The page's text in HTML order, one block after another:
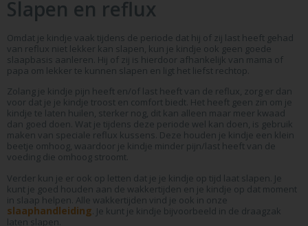
Slapen en reflux
Omdat je kindje vaak tijdens de periode dat hij of zij last heeft gehad
van reflux niet lekker kan slapen, kun je kindje ook geen goede
slaapbasis aanleren. Hij of zij is hierdoor afhankelijk van mama of
papa om lekker te kunnen slapen en ligt het liefst rechtop.
Zolang je kindje pijn heeft en/of last heeft van de reflux, zorg er dan
voor dat je je kindje troost en comfort biedt. Het heeft geen zin om je
kindje te laten huilen, sterker nog, dit kan alleen maar meer kwaad
dan goed doen. Wat je tijdens deze periode wel kan doen, is gebruik
maken van speciale reflux kussens. Deze houden je kindje een klein
beetje omhoog, waardoor je kindje minder pijn/last heeft van de
voeding die omhoog stroomt.
Verder kun je er ook op letten dat je je kindje op tijd laat slapen. Je
kunt je goed houden aan de wakkertijden en je kindje op dat moment
in slaap helpen. Alle wakkertijden vind je ook in onze
slaaphandleiding . Je kunt je kindje bijvoorbeeld in de draagzak
laten slapen.